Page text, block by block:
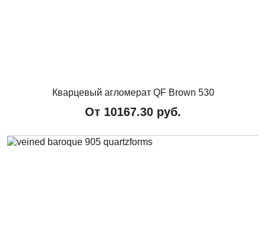
Кварцевый агломерат QF Brown 530
От 10167.30 руб.